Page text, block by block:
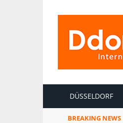
DÜSSELDORF
BREAKING NEWS